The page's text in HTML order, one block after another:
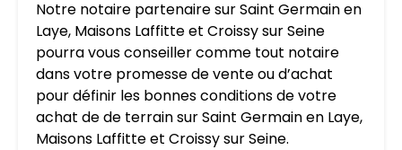
Notre notaire partenaire sur Saint Germain en
Laye, Maisons Laffitte et Croissy sur Seine
pourra vous conseiller comme tout notaire
dans votre promesse de vente ou d’achat
pour définir les bonnes conditions de votre
achat de de terrain sur Saint Germain en Laye,
Maisons Laffitte et Croissy sur Seine.